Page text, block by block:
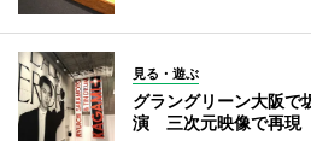
見る・遊ぶ
グラングリーン大阪で
演 三次元映像で再現